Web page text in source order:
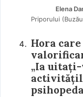
Elena
Priporului
Hora
„Ia